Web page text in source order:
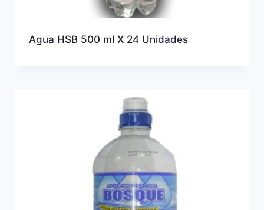
Agua HSB 500 ml X 24 Unidades